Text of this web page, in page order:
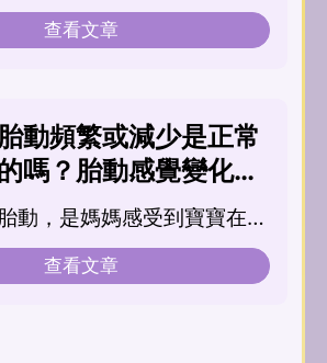
時候開始預防？
查看文章
動頻繁或減少是正常
嗎？胎動感覺變化大
揭密！
胎動，是媽媽感受到寶寶在子
裡自主性的活動，寶寶也會
過活動，促進身體骨骼成長
查看文章